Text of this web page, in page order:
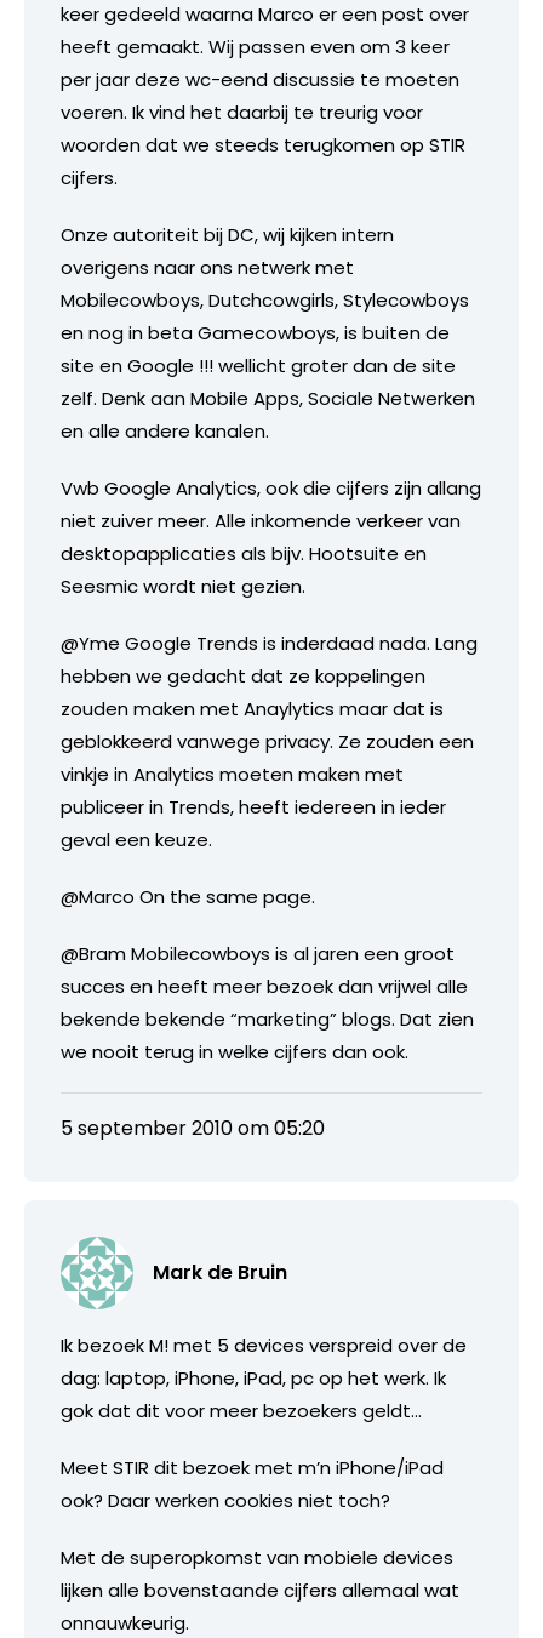
keer gedeeld waarna Marco er een post over
heeft gemaakt. Wij passen even om 3 keer
per jaar deze wc-eend discussie te moeten
voeren. Ik vind het daarbij te treurig voor
woorden dat we steeds terugkomen op STIR
cijfers.
Onze autoriteit bij DC, wij kijken intern
overigens naar ons netwerk met
Mobilecowboys, Dutchcowgirls, Stylecowboys
en nog in beta Gamecowboys, is buiten de
site en Google !!! wellicht groter dan de site
zelf. Denk aan Mobile Apps, Sociale Netwerken
en alle andere kanalen.
Vwb Google Analytics, ook die cijfers zijn allang
niet zuiver meer. Alle inkomende verkeer van
desktopapplicaties als bijv. Hootsuite en
Seesmic wordt niet gezien.
@Yme Google Trends is inderdaad nada. Lang
hebben we gedacht dat ze koppelingen
zouden maken met Anaylytics maar dat is
geblokkeerd vanwege privacy. Ze zouden een
vinkje in Analytics moeten maken met
publiceer in Trends, heeft iedereen in ieder
geval een keuze.
@Marco On the same page.
@Bram Mobilecowboys is al jaren een groot
succes en heeft meer bezoek dan vrijwel alle
bekende bekende “marketing” blogs. Dat zien
we nooit terug in welke cijfers dan ook.
5 september 2010 om 05:20
Mark de Bruin
Ik bezoek M! met 5 devices verspreid over de
dag: laptop, iPhone, iPad, pc op het werk. Ik
gok dat dit voor meer bezoekers geldt…
Meet STIR dit bezoek met m’n iPhone/iPad
ook? Daar werken cookies niet toch?
Met de superopkomst van mobiele devices
lijken alle bovenstaande cijfers allemaal wat
onnauwkeurig.